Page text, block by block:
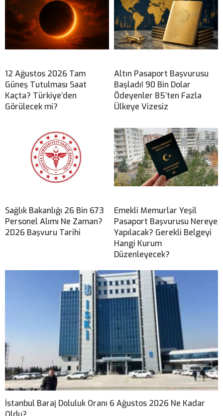
12 Ağustos 2026 Tam
Güneş Tutulması Saat
Kaçta? Türkiye’den
Görülecek mi?
Altın Pasaport Başvurusu
Başladı! 90 Bin Dolar
Ödeyenler 85’ten Fazla
Ülkeye Vizesiz
Sağlık Bakanlığı 26 Bin 673
Personel Alımı Ne Zaman?
2026 Başvuru Tarihi
Emekli Memurlar Yeşil
Pasaport Başvurusu Nereye
Yapılacak? Gerekli Belgeyi
Hangi Kurum
Düzenleyecek?
İstanbul Baraj Doluluk Oranı 6 Ağustos 2026 Ne Kadar